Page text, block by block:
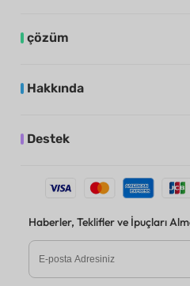
çözüm
Hakkında
Destek
Haberler, Teklifler ve İpuçları